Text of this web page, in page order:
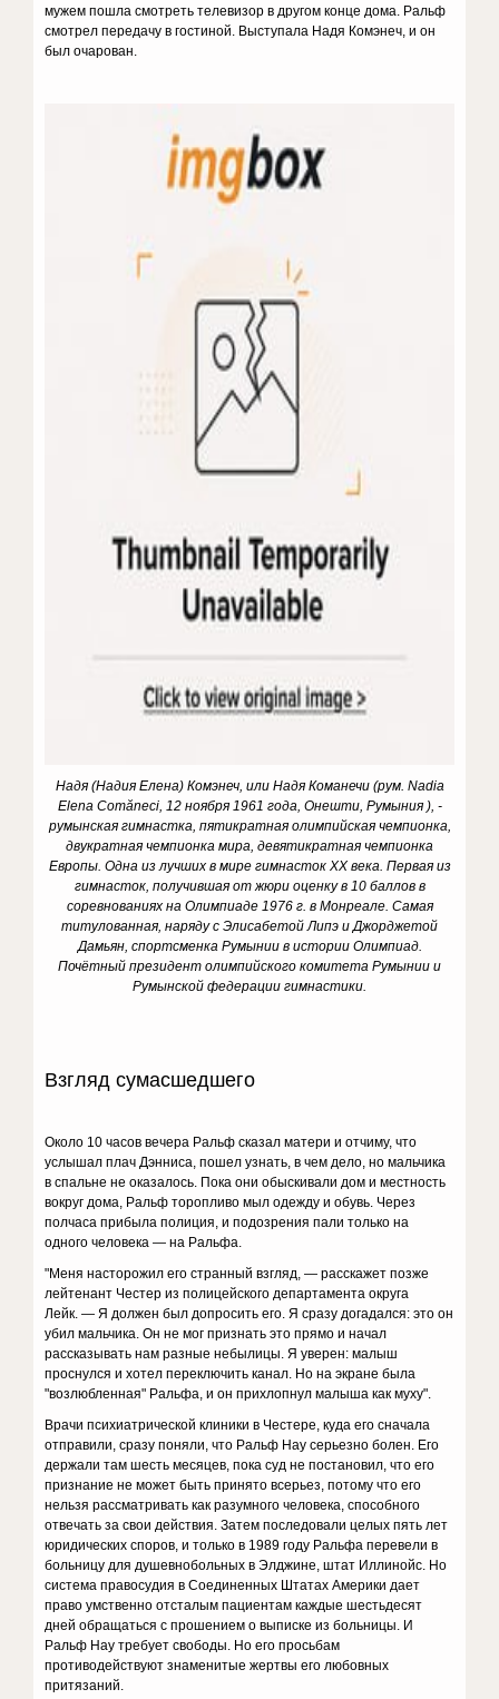
мужем пошла смотреть телевизор в другом конце дома. Ральф
смотрел передачу в гостиной. Выступала Надя Комэнеч, и он
был очарован.
Надя (Надия Елена) Комэнеч, или Надя Команечи (рум. Nadia
Elena Comăneci, 12 ноября 1961 года, Онешти, Румыния ), -
румынская гимнастка, пятикратная олимпийская чемпионка,
двукратная чемпионка мира, девятикратная чемпионка
Европы. Одна из лучших в мире гимнасток XX века. Первая из
гимнасток, получившая от жюри оценку в 10 баллов в
соревнованиях на Олимпиаде 1976 г. в Монреале. Самая
титулованная, наряду с Элисабетой Липэ и Джорджетой
Дамьян, спортсменка Румынии в истории Олимпиад.
Почётный президент олимпийского комитета Румынии и
Румынской федерации гимнастики.
Взгляд сумасшедшего
Около 10 часов вечера Ральф сказал матери и отчиму, что
услышал плач Дэнниса, пошел узнать, в чем дело, но мальчика
в спальне не оказалось. Пока они обыскивали дом и местность
вокруг дома, Ральф торопливо мыл одежду и обувь. Через
полчаса прибыла полиция, и подозрения пали только на
одного человека — на Ральфа.
"Меня насторожил его странный взгляд, — расскажет позже
лейтенант Честер из полицейского департамента округа
Лейк. — Я должен был допросить его. Я сразу догадался: это он
убил мальчика. Он не мог признать это прямо и начал
рассказывать нам разные небылицы. Я уверен: малыш
проснулся и хотел переключить канал. Но на экране была
"возлюбленная" Ральфа, и он прихлопнул малыша как муху".
Врачи психиатрической клиники в Честере, куда его сначала
отправили, сразу поняли, что Ральф Нау серьезно болен. Его
держали там шесть месяцев, пока суд не постановил, что его
признание не может быть принято всерьез, потому что его
нельзя рассматривать как разумного человека, способного
отвечать за свои действия. Затем последовали целых пять лет
юридических споров, и только в 1989 году Ральфа перевели в
больницу для душевнобольных в Элджине, штат Иллинойс. Но
система правосудия в Соединенных Штатах Америки дает
право умственно отсталым пациентам каждые шестьдесят
дней обращаться с прошением о выписке из больницы. И
Ральф Нау требует свободы. Но его просьбам
противодействуют знаменитые жертвы его любовных
притязаний.